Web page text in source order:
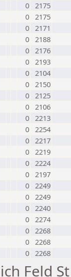
0 2175
0 2175
0 2171
0 2188
0 2176
0 2193
0 2104
0 2150
0 2125
0 2106
0 2213
0 2254
0 2217
0 2219
0 2224
0 2197
0 2249
0 2249
0 2240
0 2274
0 2268
0 2268
0 2268
Feld